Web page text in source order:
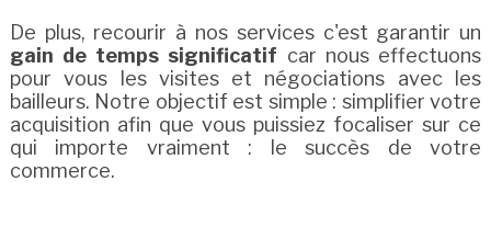
De plus, recourir à nos services c'est garantir un
gain de temps significatif car nous effectuons
pour vous les visites et négociations avec les
bailleurs. Notre objectif est simple : simplifier votre
acquisition afin que vous puissiez focaliser sur ce
qui importe vraiment : le succès de votre
commerce.